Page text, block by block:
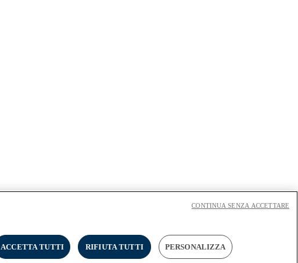
ACCETTA TUTTI RIFIUTA TUTTI PERSONALIZZA
CONTINUA SENZA ACCETTARE